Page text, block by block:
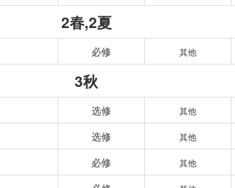
2春,2夏
必修 其他
3秋
选修 其他
选修 其他
必修 其他